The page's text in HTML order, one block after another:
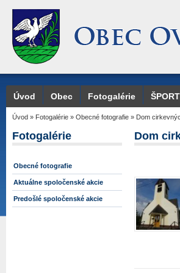
Úvod Obec Fotogalérie ŠPORT
Úvod » Fotogalérie » Obecné fotografie » Dom
Fotogalérie
Obecné fotografie
Aktuálne spoločenské akcie
Predošlé spoločenské akcie
Dom